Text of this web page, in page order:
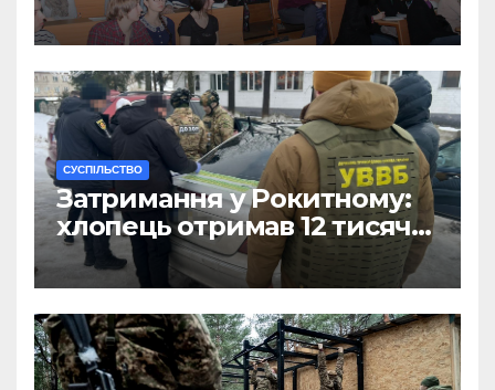
CУСПІЛЬСТВО
Затримання у Рокитному:
хлопець отримав 12 тисяч
Євро за допомогу
чоловікам